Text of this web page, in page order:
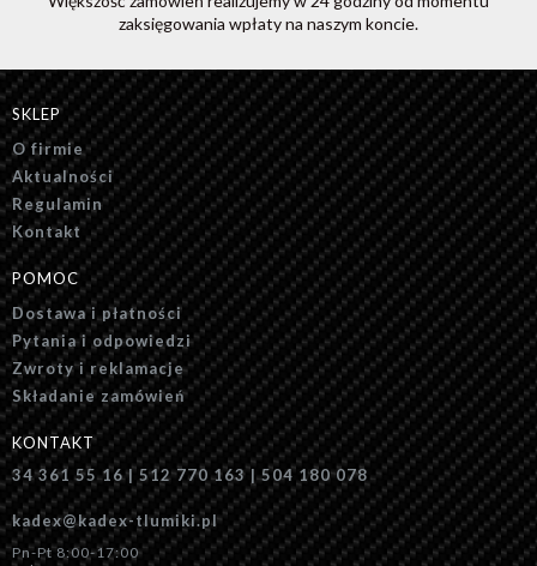
zaksięgowania wpłaty na naszym koncie.
SKLEP
O firmie
Aktualności
Regulamin
Kontakt
POMOC
Dostawa i płatności
Pytania i odpowiedzi
Zwroty i reklamacje
Składanie zamówień
KONTAKT
34 361 55 16 | 512 770 163 | 504 180 078
kadex@kadex-tlumiki.pl
Pn-Pt 8:00-17:00